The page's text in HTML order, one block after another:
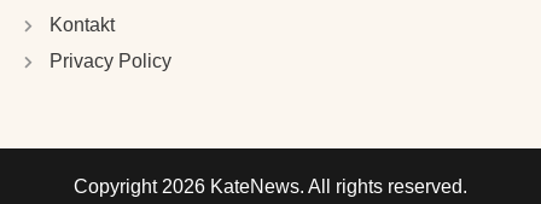
Kontakt
Privacy Policy
Copyright 2026 KateNews. All rights reserved.